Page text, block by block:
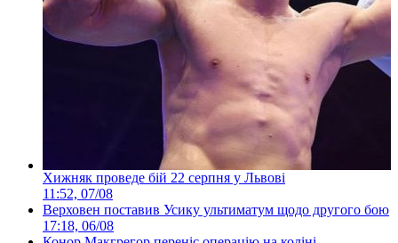
Хижняк проведе бій 22 серпня у Львові
11:52, 07/08
Верховен поставив Усику ультиматум щодо другого бою
17:18, 06/08